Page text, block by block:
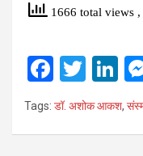
1666 total views
F
a
ce
T
wi
tt
Li
n
ke
Tags: डॉ. अशोक आकश,